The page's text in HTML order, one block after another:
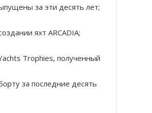
за эти десять лет;
яхт ARCADIA;
Trophies, полученный
за последние десять